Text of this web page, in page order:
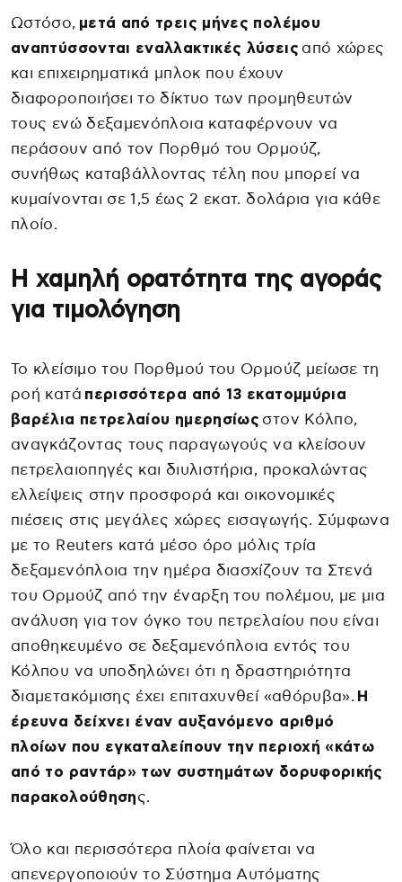
Ωστόσο, μετά από τρεις μήνες πολέμου
αναπτύσσονται εναλλακτικές λύσειςαπό χώρες
και επιχειρηματικά μπλοκ που έχουν
διαφοροποιήσει το δίκτυο των προμηθευτών
τους ενώ δεξαμενόπλοια καταφέρνουν να
περάσουν από τον Πορθμό του Ορμούζ,
συνήθως καταβάλλοντας τέλη που μπορεί να
κυμαίνονται σε 1,5 έως 2 εκατ. δολάρια για κάθε
πλοίο.
Η χαμηλή ορατότητα της αγοράς
για τιμολόγηση
Το κλείσιμο του Πορθμού του Ορμούζ μείωσε τη
ροή κατά περισσότερα από 13 εκατομμύρια
βαρέλια πετρελαίου ημερησίως στον Κόλπο,
αναγκάζοντας τους παραγωγούς να κλείσουν
πετρελαιοπηγές και διυλιστήρια, προκαλώντας
ελλείψεις στην προσφορά και οικονομικές
πιέσεις στις μεγάλες χώρες εισαγωγής. Σύμφωνα
με το Reuters κατά μέσο όρο μόλις τρία
δεξαμενόπλοια την ημέρα διασχίζουν τα Στενά
του Ορμούζ από την έναρξη του πολέμου, με μια
ανάλυση για τον όγκο του πετρελαίου που είναι
αποθηκευμένο σε δεξαμενόπλοια εντός του
Κόλπου να υποδηλώνει ότι η δραστηριότητα
διαμετακόμισης έχει επιταχυνθεί «αθόρυβα». Η
έρευνα δείχνει έναν αυξανόμενο αριθμό
πλοίων που εγκαταλείπουν την περιοχή «κάτω
από το ραντάρ» των συστημάτων δορυφορικής
παρακολούθησης.
Όλο και περισσότερα πλοία φαίνεται να
απενεργοποιούν το Σύστημα Αυτόματης